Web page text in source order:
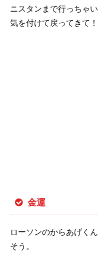
ニスタンまで行っちゃい
気を付けて戻ってきて！
金運
ローソンのからあげく
そう。